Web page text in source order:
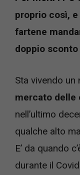
proprio così,
fartene
doppio sconto
Sta vivendo
mercato delle
nell’ultimo
qualche alto
E’ da quando
durante il